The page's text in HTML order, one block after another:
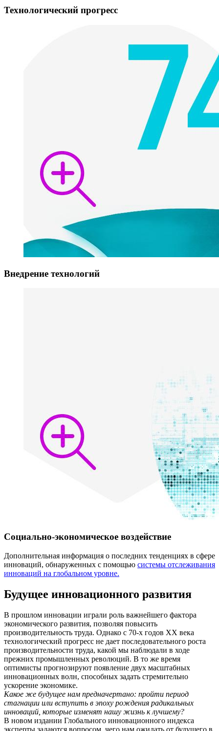
Технологический прогресс
Внедрение технологий
Социально-экономическое воздействие
Дополнительная информация о последних тенденциях в сфере
инноваций, обнаруженных с помощью системы отслеживания
инноваций на глобальном уровне.
Будущее инновационного развития
В прошлом инновации играли роль важнейшего фактора
экономического развития, позволяя повысить
производительность труда. Однако с 70-х годов ХХ века
технологический прогресс не дает последовательного роста
производительности труда, какой мы наблюдали в ходе
прежних промышленных революций. В то же время
оптимисты прогнозируют появление двух масштабных
инновационных волн, способных задать стремительно
ускорение экономике.
Какое же будущее нам предначертано: пройти период
стагнации или вступить в эпоху рождения радикальных
инноваций, которые изменят нашу жизнь к лучшему?
В новом издании Глобального инновационного индекса
эксперты задаются вопросом, чего нам ожидать от будущего в